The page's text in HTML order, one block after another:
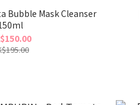
Bubble Mask Cleanser